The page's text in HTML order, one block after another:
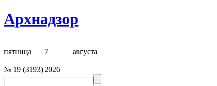
Архнадзор
пятница 7 августа
№ 19 (3193) 2026